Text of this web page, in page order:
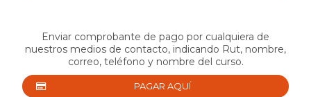
Enviar comprobante de pago por cualquiera de
nuestros medios de contacto, indicando Rut, nombre,
correo, teléfono y nombre del curso.
PAGAR AQUÍ